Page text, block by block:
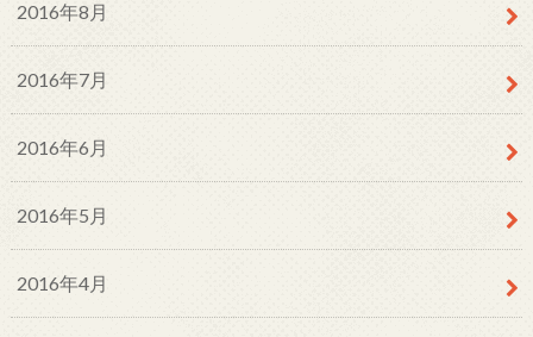
2016年8月
2016年7月
2016年6月
2016年5月
2016年4月